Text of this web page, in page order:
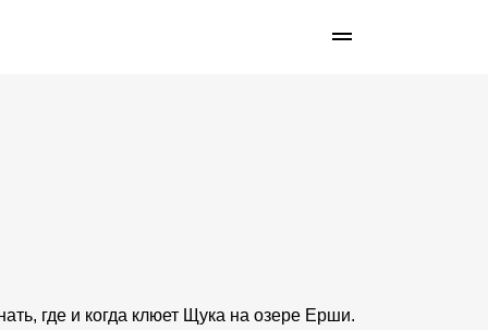
где и когда клюет Щука на озере Ерши.